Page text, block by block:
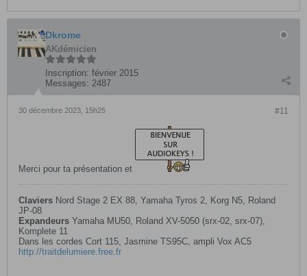
Dkrome
AKdémicien
Inscription: février 2015
Messages: 2487
#11
30 décembre 2023, 15h25
Merci pour ta présentation et
Claviers Nord Stage 2 EX 88, Yamaha Tyros 2, Korg N5, Roland
JP-08
Expandeurs Yamaha MU50, Roland XV-5050 (srx-02, srx-07),
Komplete 11
Dans les cordes Cort 115, Jasmine TS95C, ampli Vox AC5
http://traitdelumiere.free.fr